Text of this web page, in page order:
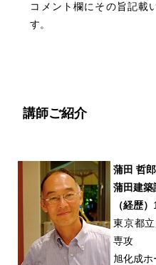
コメント欄にその旨記載
す。
講師ご紹介
蒲田 哲
蒲田建築
（経歴）
東京都
専攻
旭化成ホ